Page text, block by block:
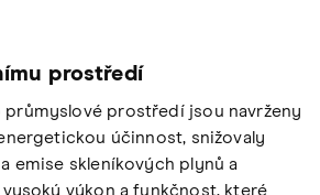
prostředí
prostředí jsou navrženy
účinnost, snižovaly
emise skleníkových plynů a
výkon a funkčnost, které